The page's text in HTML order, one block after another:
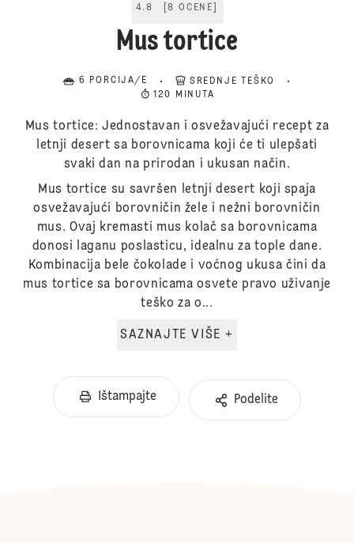
4.8 [8 OCENE
Mus tortice
6 PORCIJA/E
SREDNJE TEŠKO
120 MINUTA
Mus tortice: Jednostavan i osvežavajući recept za
letnji desert sa borovnicama koji će ti ulepšati
svaki dan na prirodan i ukusan način.
Mus tortice su savršen letnji desert koji spaja
osvežavajući borovničin žele i nežni borovničin
mus. Ovaj kremasti mus kolač sa borovnicama
donosi laganu poslasticu, idealnu za tople dane.
Kombinacija belе čokolade i voćnog ukusa čini da
mus tortice sa borovnicama osvete pravo uživanje
teško za o...
SAZNAJTE VIŠE +
Ištampajte Podelite